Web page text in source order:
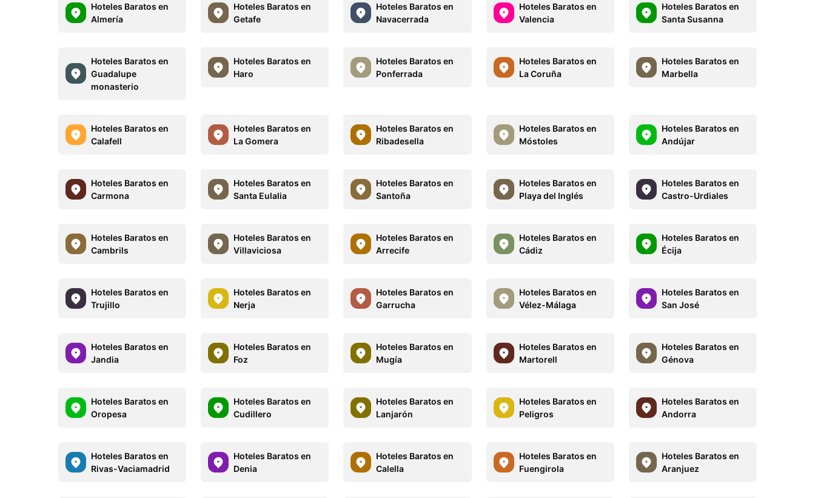
Hoteles Baratos en
Almería
Hoteles Baratos en
Getafe
Hoteles Baratos en
Navacerrada
Hoteles Baratos en
Valencia
Hoteles Baratos en
Santa Susanna
Hoteles Baratos en
Guadalupe
monasterio
Hoteles Baratos en
Haro
Hoteles Baratos en
Ponferrada
Hoteles Baratos en
La Coruña
Hoteles Baratos en
Marbella
Hoteles Baratos en
Calafell
Hoteles Baratos en
La Gomera
Hoteles Baratos en
Ribadesella
Hoteles Baratos en
Móstoles
Hoteles Baratos en
Andújar
Hoteles Baratos en
Carmona
Hoteles Baratos en
Santa Eulalia
Hoteles Baratos en
Santoña
Hoteles Baratos en
Playa del Inglés
Hoteles Baratos en
Castro-Urdiales
Hoteles Baratos en
Cambrils
Hoteles Baratos en
Villaviciosa
Hoteles Baratos en
Arrecife
Hoteles Baratos en
Cádiz
Hoteles Baratos en
Écija
Hoteles Baratos en
Trujillo
Hoteles Baratos en
Nerja
Hoteles Baratos en
Garrucha
Hoteles Baratos en
Vélez-Málaga
Hoteles Baratos en
San José
Hoteles Baratos en
Jandia
Hoteles Baratos en
Foz
Hoteles Baratos en
Mugía
Hoteles Baratos en
Martorell
Hoteles Baratos en
Génova
Hoteles Baratos en
Oropesa
Hoteles Baratos en
Cudillero
Hoteles Baratos en
Lanjarón
Hoteles Baratos en
Peligros
Hoteles Baratos en
Andorra
Hoteles Baratos en
Rivas-Vaciamadrid
Hoteles Baratos en
Denia
Hoteles Baratos en
Calella
Hoteles Baratos en
Fuengirola
Hoteles Baratos en
Aranjuez